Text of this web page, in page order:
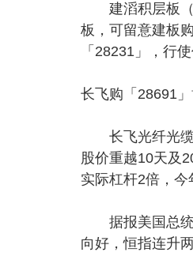
建滔积层板（
板，可留意建板
「28231」，行
长飞购「28691
长飞光纤光缆
股价重越10天及
实际杠杆2倍，今
据报美国总统
向好，恒指连升